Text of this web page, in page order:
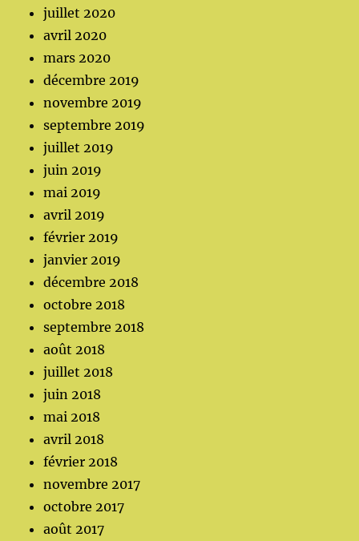
juillet 2020
avril 2020
mars 2020
décembre 2019
novembre 2019
septembre 2019
juillet 2019
juin 2019
mai 2019
avril 2019
février 2019
janvier 2019
décembre 2018
octobre 2018
septembre 2018
août 2018
juillet 2018
juin 2018
mai 2018
avril 2018
février 2018
novembre 2017
octobre 2017
août 2017